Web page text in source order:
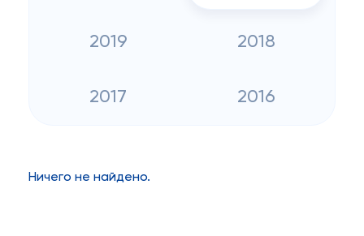
2019 2018
2017 2016
Ничего не найдено.